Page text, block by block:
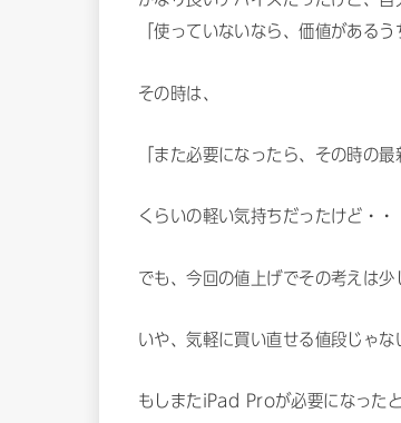
「使っていないなら、価値がある
その時は、
「また必要になったら、その時の最
くらいの軽い気持ちだったけど・・
でも、今回の値上げでその考えは少
いや、気軽に買い直せる値段じゃな
もしまたiPad Proが必要になった